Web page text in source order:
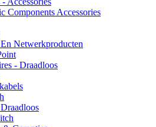
Components Accessories
Netwerkproducten
- Draadloos